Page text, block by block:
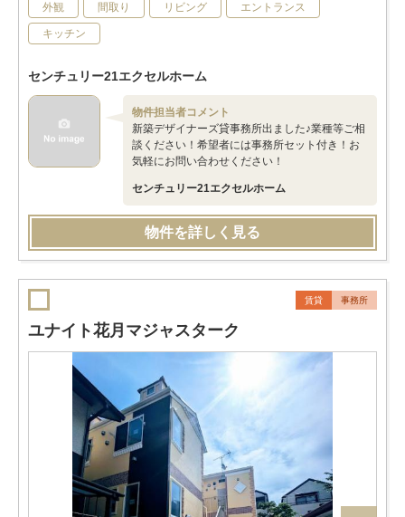
外観 間取り リビング エントランス
キッチン
センチュリー21エクセルホーム
物件担当者コメント
新築デザイナーズ貸事務所出ました♪業種等ご相
談ください！希望者には事務所セット付き！お
気軽にお問い合わせください！
センチュリー21エクセルホーム
物件を詳しく見る
賃貸 事務所
ユナイト花月マジャスターク